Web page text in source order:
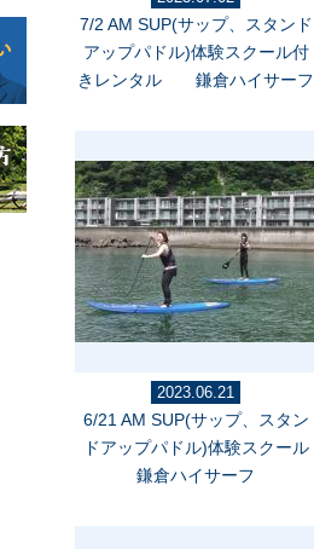
7/2 AM SUP(サップ、スタンド
アップパドル)体験スクール付
きレンタル 鎌倉ハイサーフ
2023.06.21
6/21 AM SUP(サップ、スタン
ドアップパドル)体験スクール
鎌倉ハイサーフ